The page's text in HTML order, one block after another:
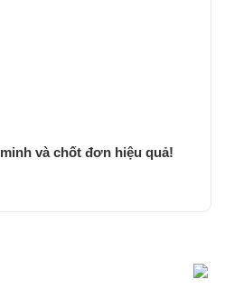
và chốt đơn hiệu quả!